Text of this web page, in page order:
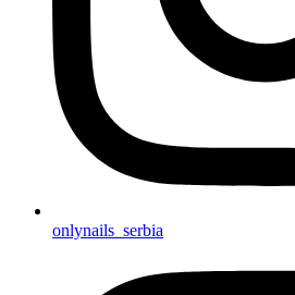
onlynails_serbia